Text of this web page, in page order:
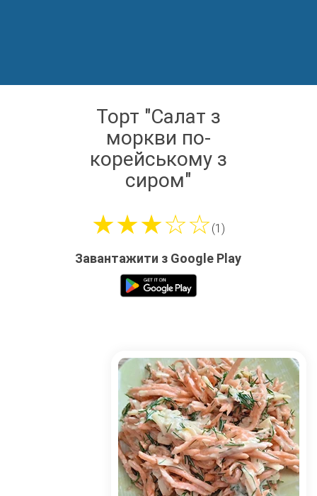
Торт "Салат з
моркви по-
корейському з
сиром"
★★★☆☆(1)
Завантажити з Google Play